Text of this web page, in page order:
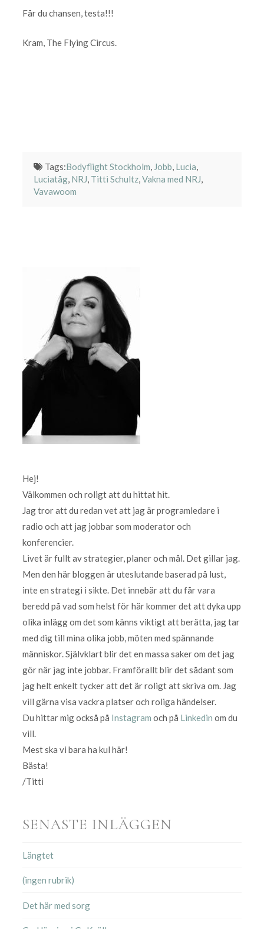
Får du chansen, testa!!!
Kram, The Flying Circus.
Tags:Bodyflight Stockholm Jobb Lucia
Luciatåg, NRJ Titti Schultz, Vakna med NRJ
Vavawoom
Hej!
Välkommen och roligt att du hittat hit.
Jag tror att du redan vet att jag är programledare i
radio och att jag jobbar som moderator och
konferencier.
Livet är fullt av strategier, planer och mål. Det gillar jag.
Men den här bloggen är uteslutande baserad på lust,
inte en strategi i sikte. Det innebär att du får vara
beredd på vad som helst för här kommer det att dyka upp
olika inlägg om det som känns viktigt att berätta, jag tar
med dig till mina olika jobb, möten med spännande
människor. Självklart blir det en massa saker om det jag
gör när jag inte jobbar. Framförallt blir det sådant som
jag helt enkelt tycker att det är roligt att skriva om. Jag
vill gärna visa vackra platser och roliga händelser.
Du hittar mig också på Instagram och på Linkedin om du
vill.
Mest ska vi bara ha kul här!
Bästa!
/Titti
SENASTE INLÄGGEN
Längtet
(ingen rubrik)
Det här med sorg